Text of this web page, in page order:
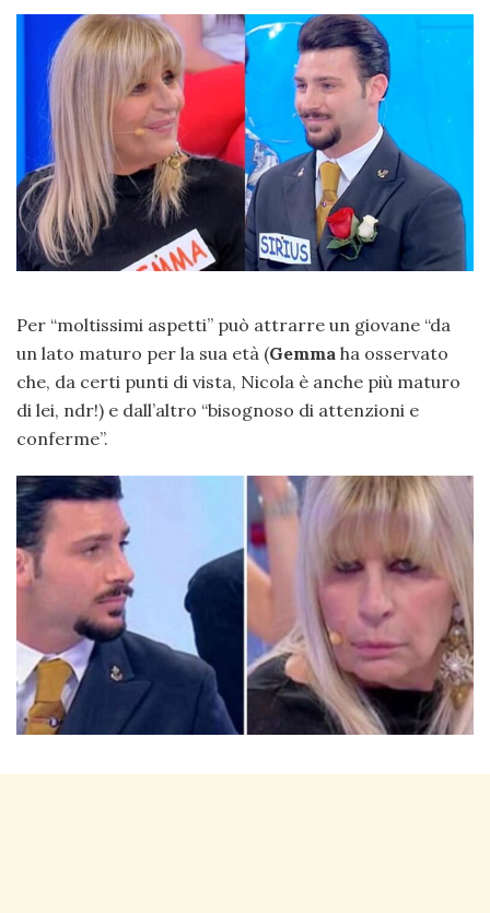
Per “moltissimi aspetti” può attrarre un giovane “da
un lato maturo per la sua età (Gemma ha osservato
che, da certi punti di vista, Nicola è anche più maturo
di lei, ndr!) e dall’altro “bisognoso di attenzioni e
conferme”.